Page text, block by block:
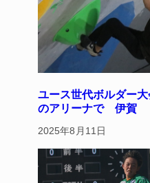
ユース世代ボルダー
のアリーナで 伊賀
2025年8月11日